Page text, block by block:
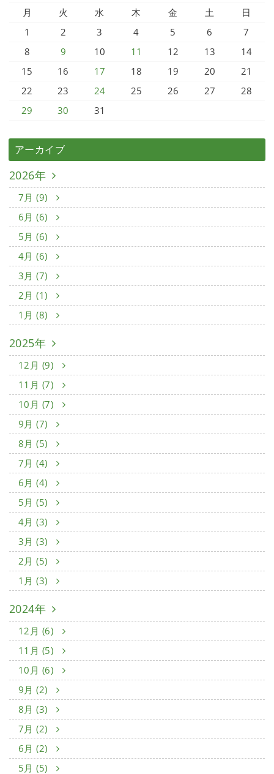
月
火 水 木 金 土
日
1
2 3 4 5 6
7
8
9 10 11 12 13
14
15
16 17 18 19 20
21
22
23 24 25 26 27
28
29
30 31
アーカイブ
2026年
7月 (9)
6月 (6)
5月 (6)
4月 (6)
3月 (7)
2月 (1)
1月 (8)
2025年
12月 (9)
11月 (7)
10月 (7)
9月 (7)
8月 (5)
7月 (4)
6月 (4)
5月 (5)
4月 (3)
3月 (3)
2月 (5)
1月 (3)
2024年
12月 (6)
11月 (5)
10月 (6)
9月 (2)
8月 (3)
7月 (2)
6月 (2)
5月 (5)